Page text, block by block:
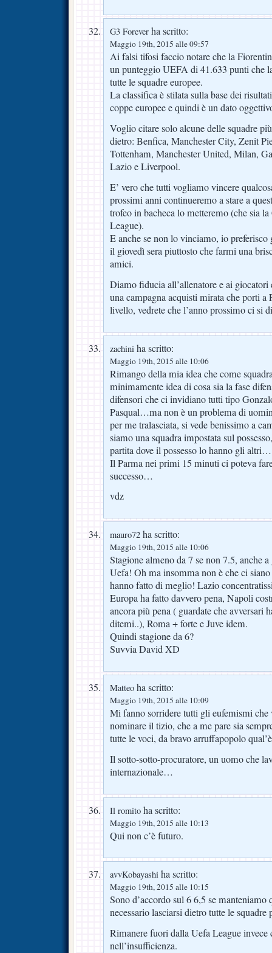
G3 Forever ha scritto:
Maggio 19th, 2015 alle 09:57
Ai falsi tifosi faccio notare che la
un punteggio UEFA di 41.633 punti che
tutte le squadre europee.
La classifica è stilata sulla base dei
coppe europee e quindi è un dato
Voglio citare solo alcune delle squadre
dietro: Benfica, Manchester City, Zenit
Tottenham, Manchester United, Milan,
Lazio e Liverpool.
E’ vero che tutti vogliamo vincere
prossimi anni continueremo a stare a
trofeo in bacheca lo metteremo (che sia
League).
E anche se non lo vinciamo, io preferisco
il giovedì sera piuttosto che farmi una
amici.
Diamo fiducia all’allenatore e ai giocatori
una campagna acquisti mirata che porti
livello, vedrete che l’anno prossimo ci si
zachini ha scritto:
Maggio 19th, 2015 alle 10:06
Rimango della mia idea che come
minimamente idea di cosa sia la fase
difensori che ci invidiano tutti tipo
Pasqual…ma non è un problema di
per me tralasciata, si vede benissimo a
siamo una squadra impostata sul
partita dove il possesso lo hanno gli altri…
Il Parma nei primi 15 minuti ci poteva
successo…
vdz
mauro72 ha scritto:
Maggio 19th, 2015 alle 10:06
Stagione almeno da 7 se non 7.5, anche
Uefa! Oh ma insomma non è che ci
hanno fatto di meglio! Lazio
Europa ha fatto davvero pena, Napoli
ancora più pena ( guardate che avversari
ditemi..), Roma + forte e Juve idem.
Quindi stagione da 6?
Suvvia David XD
Matteo ha scritto:
Maggio 19th, 2015 alle 10:09
Mi fanno sorridere tutti gli eufemismi che
nominare il tizio, che a me pare sia
tutte le voci, da bravo arruffapopolo
Il sotto-sotto-procuratore, un uomo che
internazionale…
Il romito ha scritto:
Maggio 19th, 2015 alle 10:13
Qui non c’è futuro.
avvKobayashi ha scritto:
Maggio 19th, 2015 alle 10:15
Sono d’accordo sul 6 6,5 se manteniamo
necessario lasciarsi dietro tutte le
Rimanere fuori dalla Uefa League invece
nell’insufficienza.